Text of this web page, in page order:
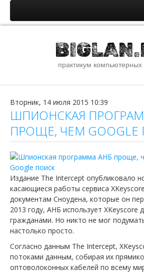
Новости и статьи
Новостная лента
Помощь специалистам IT
ОС семейства Windows
ОС семейства Unix
Сети и интернет
Сборник стандартных паролей
О сайте
Файлы
Наши ссылки
Youtube канал сайта
Telegram
практикум компьютерных
Вторник, 14 июля 2015 10:39
ШПИОНСКАЯ
ПРОЩЕ, ЧЕМ
Издание The Intercept опубликовало
касающиеся работы сервиса
документам Сноудена, которые он
2013 году, АНБ использует XKeyscore
гражданами. Но никто не мог
настолько просто.
Согласно данным The Intercept,
потоками данным, собирая их
оптоволоконных кабелей по всему